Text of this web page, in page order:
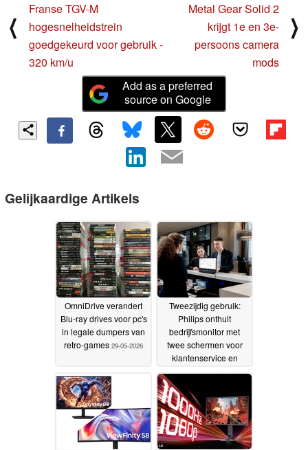
⟨
Franse TGV-M
hogesnelheidstrein
goedgekeurd voor gebruik -
320 km/u
Metal Gear Solid 2
krijgt 1e en 3e-
persoons camera
mods
⟩
Add as a preferred
source on Google
Gelijkaardige Artikels
OmniDrive verandert
Blu-ray drives voor pc's
in legale dumpers van
retro-games 29-05-2026
Tweezijdig gebruik:
Philips onthult
bedrijfsmonitor met
twee schermen voor
klantenservice en
20-05-2026